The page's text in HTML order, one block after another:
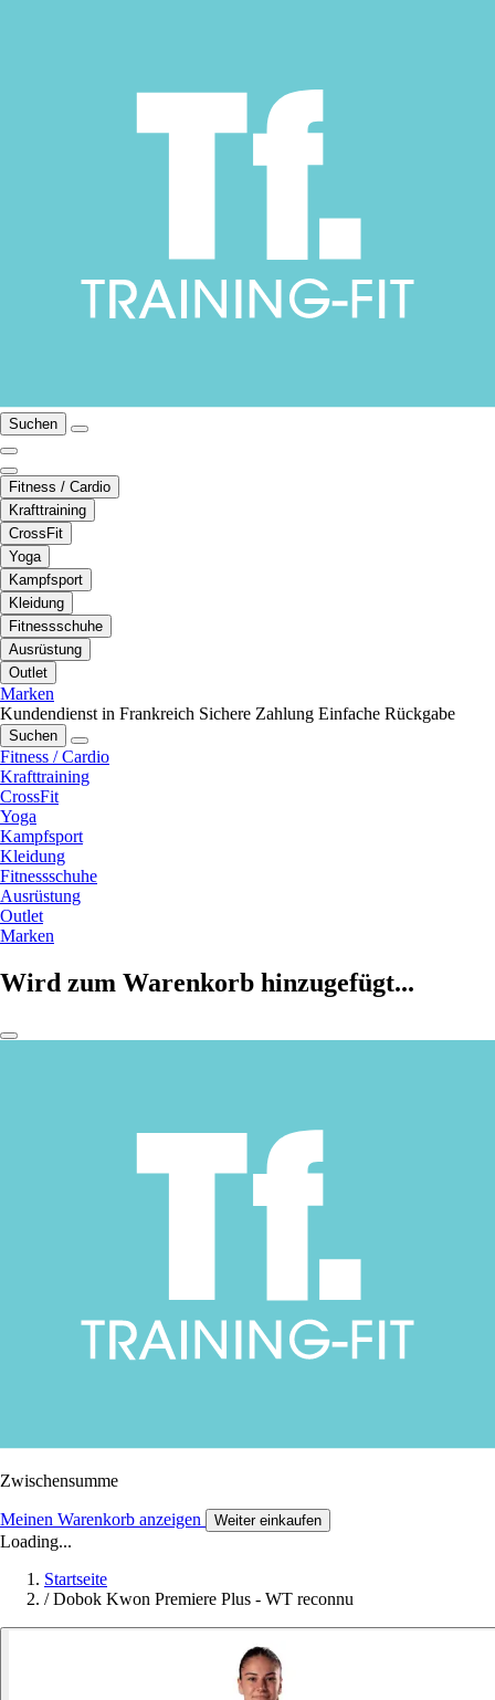
Suchen
Fitness / Cardio
Krafttraining
CrossFit
Yoga
Kampfsport
Kleidung
Fitnessschuhe
Ausrüstung
Outlet
Marken
Kundendienst in Frankreich Sichere Zahlung Einfache Rückgabe
Suchen
Fitness / Cardio
Krafttraining
CrossFit
Yoga
Kampfsport
Kleidung
Fitnessschuhe
Ausrüstung
Outlet
Marken
Wird zum Warenkorb hinzugefügt...
Zwischensumme
Meinen Warenkorb anzeigen Weiter einkaufen
Loading...
Startseite
/ Dobok Kwon Premiere Plus - WT reconnu